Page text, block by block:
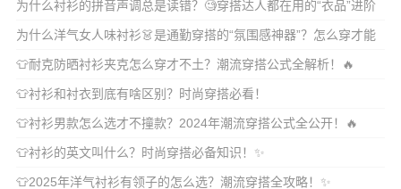
为什么衬衫的拼音声调总是读错？🧐穿搭达人都在用的“衣品”进阶
技巧有哪些？
为什么洋气女人味衬衫👗是通勤穿搭的“氛围感神器”？怎么穿才能
又飒又撩不撞款？
👕耐克防晒衬衫夹克怎么穿才不土？潮流穿搭公式全解析！🔥
👕衬衫和衬衣到底有啥区别？时尚穿搭必看！
👕衬衫男款怎么选才不撞款？2024年潮流穿搭公式全公开！🔥
👕衬衫的英文叫什么？时尚穿搭必备知识！✨
👕2025年洋气衬衫有领子的怎么选？潮流穿搭全攻略！✨